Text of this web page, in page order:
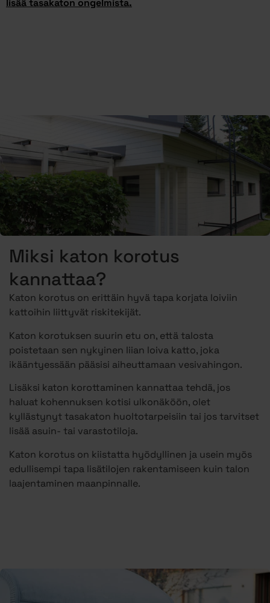
lisää tasakaton ongelmista.
Miksi katon korotus
kannattaa?
Katon korotus on erittäin hyvä tapa korjata loiviin
kattoihin liittyvät riskitekijät.
Katon korotuksen suurin etu on, että talosta
poistetaan sen nykyinen liian loiva katto, joka
ikääntyessään pääsisi aiheuttamaan vesivahingon.
Lisäksi katon korottaminen kannattaa tehdä, jos
haluat kohennuksen kotisi ulkonäköön, olet
kyllästynyt tasakaton huoltotarpeisiin tai jos tarvitset
lisää asuin- tai varastotiloja.
Katon korotus on kiistatta hyödyllinen ja usein myös
edullisempi tapa lisätilojen rakentamiseen kuin talon
laajentaminen maanpinnalle.